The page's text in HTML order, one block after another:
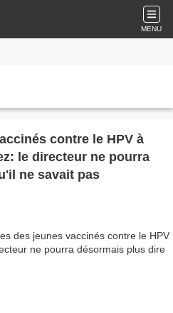
MENU
contre le HPV à
le directeur ne pourra
ne savait pas